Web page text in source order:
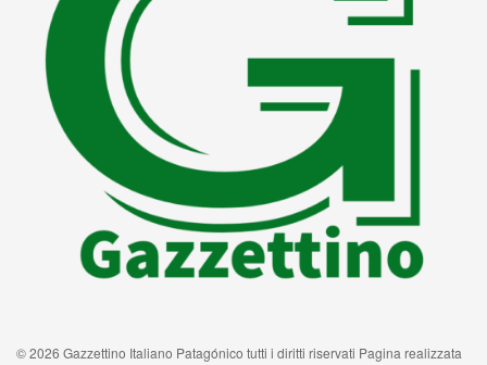
© 2026 Gazzettino Italiano Patagónico tutti i diritti riservati Pagina realizzata